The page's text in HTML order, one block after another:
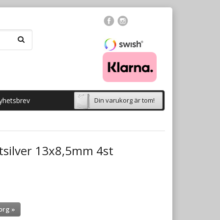
Din varukorg är tom!
13x8,5mm 4st
»